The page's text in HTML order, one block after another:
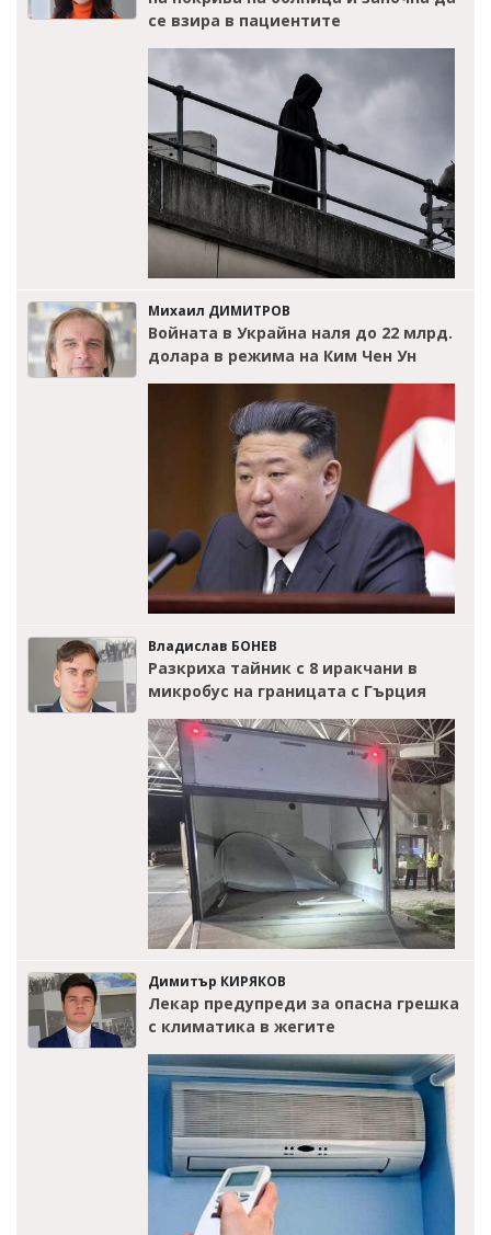
се взира в пациентите
Михаил ДИМИТРОВ
Войната в Украйна наля до 22 млрд.
долара в режима на Ким Чен Ун
Владислав БОНЕВ
Разкриха тайник с 8 иракчани в
микробус на границата с Гърция
Димитър КИРЯКОВ
Лекар предупреди за опасна грешка
с климатика в жегите